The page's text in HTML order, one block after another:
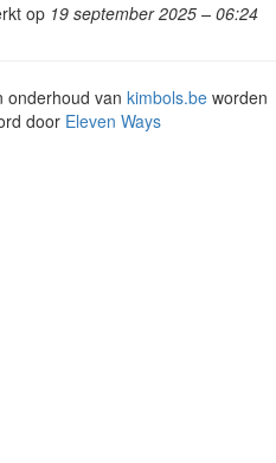
op 19 september 2025 – 06:24
van kimbols.beworden
door Eleven Ways